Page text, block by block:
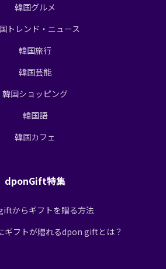
韓国グルメ
トレンド・ニュース
韓国旅行
韓国芸能
韓国ショッピング
韓国語
韓国カフェ
dponGift特集
からギフトを贈る方法
ギフトが贈れるdpon giftとは？